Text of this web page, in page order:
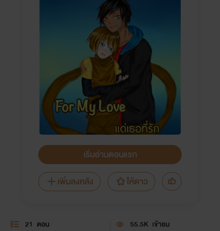
เริ่มอ่านตอนแรก
เพิ่มลงคลัง
ให้ดาว
21 ตอน 55.5K เข้าชม